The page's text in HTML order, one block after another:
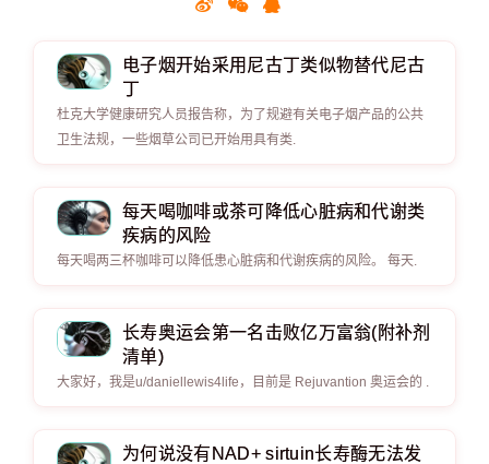
电子烟开始采用尼古丁类似物替代尼古
丁
杜克大学健康研究人员报告称，为了规避有关电子烟产品的公共
卫生法规，一些烟草公司已开始用具有类.
每天喝咖啡或茶可降低心脏病和代谢类
疾病的风险
每天喝两三杯咖啡可以降低患心脏病和代谢疾病的风险。 每天.
长寿奥运会第一名击败亿万富翁(附补剂
清单)
大家好，我是u/daniellewis4life，目前是 Rejuvantion 奥运会的 .
为何说没有NAD+ sirtuin长寿酶无法发